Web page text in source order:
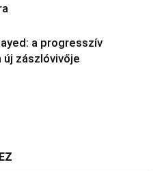
a progresszív
új zászlóvivője